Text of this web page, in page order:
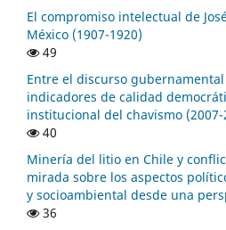
El compromiso intelectual de
México (1907-1920)
49
Entre el discurso
indicadores de calidad
institucional del chavismo (2007-
40
Minería del litio en Chile y
mirada sobre los aspectos
y socioambiental desde una
36